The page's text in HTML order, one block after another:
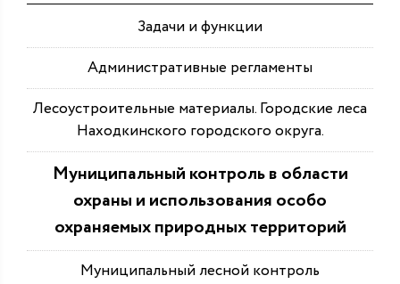
Задачи и функции
Административные регламенты
Лесоустроительные материалы. Городские леса
Находкинского городского округа.
Муниципальный контроль в области
охраны и использования особо
охраняемых природных территорий
Муниципальный лесной контроль